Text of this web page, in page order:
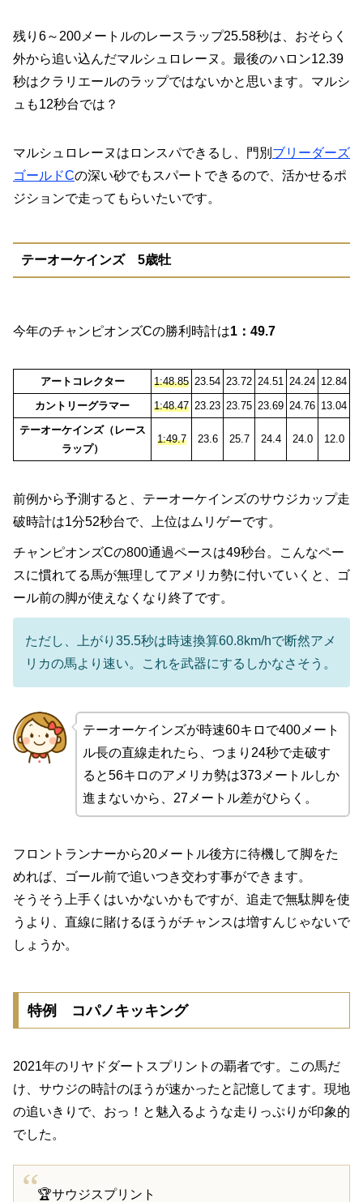
残り6～200メートルのレースラップ25.58秒は、おそらく
外から追い込んだマルシュロレーヌ。最後のハロン12.39
秒はクラリエールのラップではないかと思います。マルシ
ュも12秒台では？
マルシュロレーヌはロンスパできるし、門別 ブリーダーズ
ゴールドCの深い砂でもスパートできるので、活かせるポ
ジションで走ってもらいたいです。
テーオーケインズ 5歳牡
今年のチャンピオンズCの勝利時計は1：49.7
アートコレクター 1:48.85 23.54 23.72 24.51 24.24 12.84
カントリーグラマー
1:48.47 23.23 23.75 23.69 24.76 13.04
テーオーケインズ（レース
ラップ）
1:49.7 23.6 25.7 24.4 24.0 12.0
前例から予測すると、テーオーケインズのサウジカップ走
破時計は1分52秒台で、上位はムリゲーです。
チャンピオンズCの800通過ペースは49秒台。こんなペー
スに慣れてる馬が無理してアメリカ勢に付いていくと、ゴ
ール前の脚が使えなくなり終了です。
ただし、上がり35.5秒は時速換算60.8km/hで断然アメ
リカの馬より速い。これを武器にするしかなさそう。
テーオーケインズが時速60キロで400メート
ル長の直線走れたら、つまり24秒で走破す
ると56キロのアメリカ勢は373メートルしか
進まないから、27メートル差がひらく。
フロントランナーから20メートル後方に待機して脚をた
めれば、ゴール前で追いつき交わす事ができます。
そうそう上手くはいかないかもですが、追走で無駄脚を使
うより、直線に賭けるほうがチャンスは増すんじゃないで
しょうか。
特例 コパノキッキング
2021年のリヤドダートスプリントの覇者です。この馬だ
け、サウジの時計のほうが速かったと記憶してます。現地
の追いきりで、おっ！と魅入るような走りっぷりが印象的
でした。
🏆サウジスプリント